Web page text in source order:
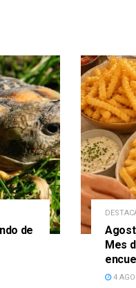
de
Mes
4